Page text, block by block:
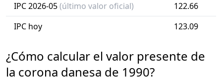
IPC 2026-05(último valor oficial)
122.66
IPC hoy
123.09
¿Cómo calcular el valor presente de
la corona danesa de 1990?